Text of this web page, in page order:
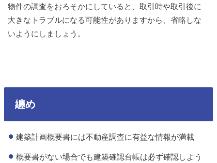
物件の調査をおろそかにしていると、取引時や取引後に
大きなトラブルになる可能性がありますから、省略しな
いようにしましょう。
纏め
建築計画概要書には不動産調査に有益な情報が満載
概要書がない場合でも建築確認台帳は必ず確認しよう